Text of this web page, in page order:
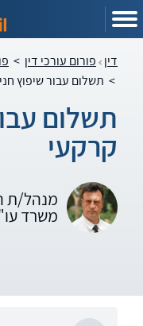
דין פורום עורכי דין >
> תשלום עבור שיפוץ
תשלום
קרקעי
מנהל/ת
משרד